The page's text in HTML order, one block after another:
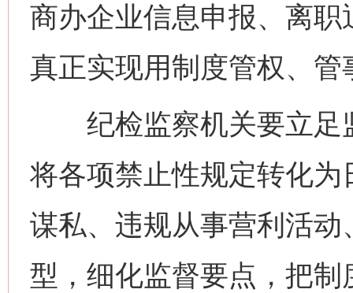
商办企业信息申报、离
真正实现用制度管权、管
纪检监察机关要立足
将各项禁止性规定转化
谋私、违规从事营利活
型，细化监督要点，把